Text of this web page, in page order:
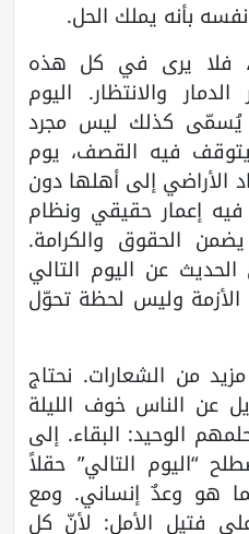
بأنه يملك الحل.
فلا يرى في كل هذه
والانتظار. اليوم
يُسمّى كذلك ليس مجرد
يتوقف فيه القصف، يوم
الأراضي إلى أهلها دون
إعمار حقيقي ونظام
الحقوق والكرامة.
عن اليوم التالي
وليس لحظة تحوّل
من الشعارات. نحتاج
عن الناس خوف الليلة
الوحيد: البقاء. إلى
“اليوم التالي” حقلاً
هو وعدٌ إنساني. ومع
فتيل الأمل: لأنّ كل